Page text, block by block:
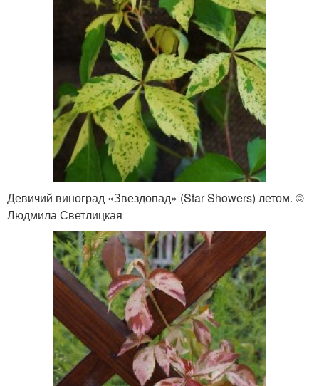
Девичий виноград «Звездопад» (Star Showers) летом. ©
Людмила Светлицкая